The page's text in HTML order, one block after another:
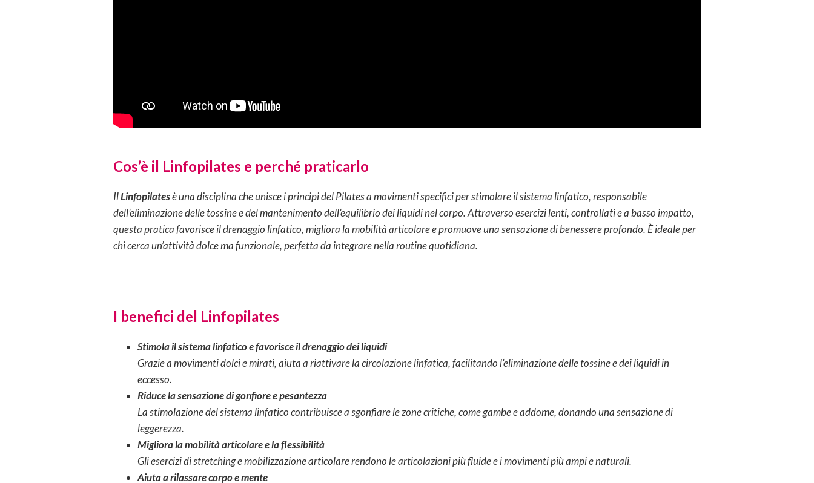
Cos’è il Linfopilates e perché praticarlo
IlLinfopilatesè una disciplina che unisce i principi del Pilates a movimenti specifici per stimolare il sistema linfatico, responsabile
dell’eliminazione delle tossine e del mantenimento dell’equilibrio dei liquidi nel corpo. Attraverso esercizi lenti, controllati e a basso impatto,
questa pratica favorisce il drenaggio linfatico, migliora la mobilità articolare e promuove una sensazione di benessere profondo. È ideale per
chi cerca un’attività dolce ma funzionale, perfetta da integrare nella routine quotidiana.
I benefici del Linfopilates
Stimola il sistema linfatico e favorisce il drenaggio dei liquidi
Grazie a movimenti dolci e mirati, aiuta a riattivare la circolazione linfatica, facilitando l’eliminazione delle tossine e dei liquidi in
eccesso.
Riduce la sensazione di gonfiore e pesantezza
La stimolazione del sistema linfatico contribuisce a sgonfiare le zone critiche, come gambe e addome, donando una sensazione di
leggerezza.
Migliora la mobilità articolare e la flessibilità
Gli esercizi di stretching e mobilizzazione articolare rendono le articolazioni più fluide e i movimenti più ampi e naturali.
Aiuta a rilassare corpo e mente